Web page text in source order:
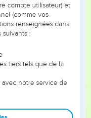
et les scribes, puis ils
au
disaient : Cet homme
ce lieu saint et
ce Nazaréen,
compte utilisateur) et
(comme vos
renseignées dans
suivants :
tiers tels que de la
notre service de